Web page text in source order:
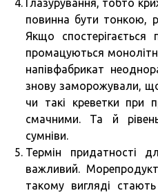
Глазурування, тобто
повинна бути тонкою,
Якщо
промацуються
напівфабрикат
знову заморожували,
чи такі креветки при
смачними. Та й
сумніви.
Термін придатності
важливий.
такому вигляді